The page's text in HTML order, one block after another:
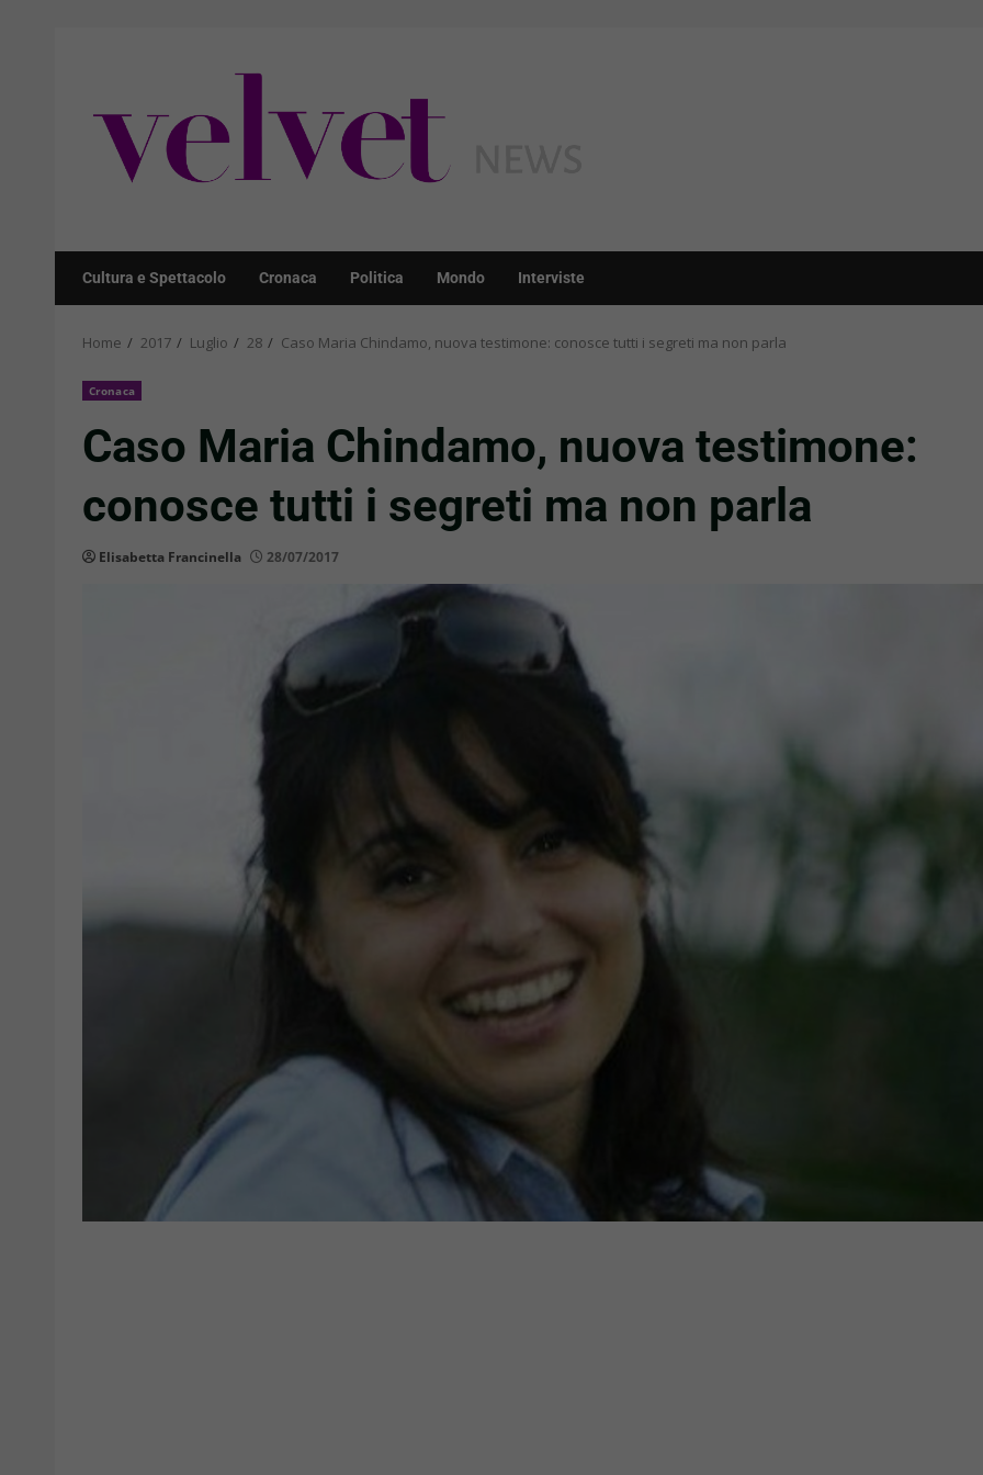
Cultura e Spettacolo Cronaca Politica Mondo Interviste
Home 2017 Luglio 28 Caso Maria Chindamo, nuova testimone: conosce tutti i segreti ma non parla
Cronaca
Caso Maria Chindamo, nuova testimone:
conosce tutti i segreti ma non parla
Elisabetta Francinella 28/07/2017